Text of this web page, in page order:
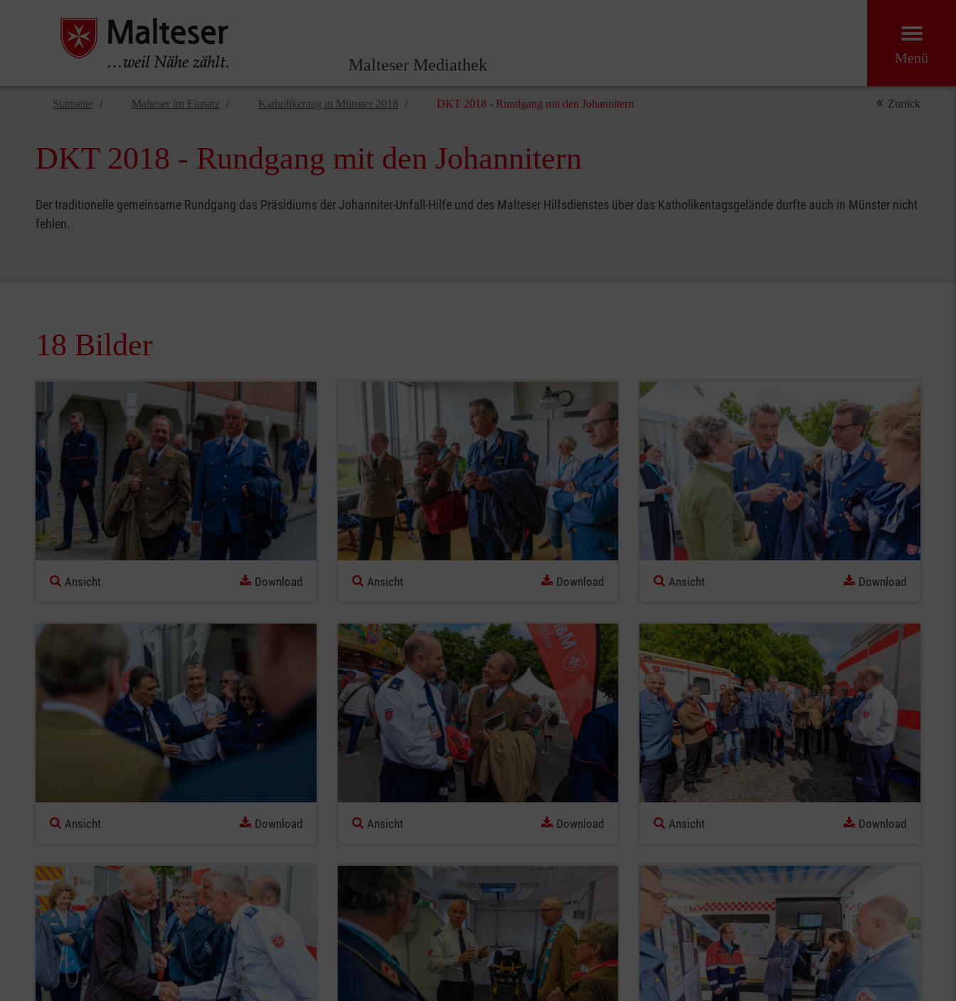
Malteser Mediathek Menü
Startseite Malteser im Einsatz Katholikentag in Münster 2018 DKT 2018 - Rundgang mit den Johannitern Zurück
DKT 2018 - Rundgang mit den Johannitern
Der traditionelle gemeinsame Rundgang das Präsidiums der Johanniter-Unfall-Hilfe und des Malteser Hilfsdienstes über das Katholikentagsgelände durfte auch in Münster nicht
fehlen.
18 Bilder
Ansicht Download Ansicht Download Ansicht Download
Ansicht Download Ansicht Download Ansicht Download